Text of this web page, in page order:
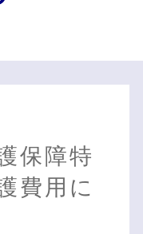
保障特
費用に